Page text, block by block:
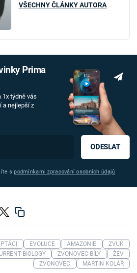
VŠECHNY ČLÁNKY AUTORA
Prima
týdně vás
a nejlepší z
ODESLAT
spodmínkami zpracování osobních údajů
PTÁCI EVOLUCE AMAZONIE
ZVUK
BIOLOGY ZVONOVEC BÍLÝ
ŽEV
ZVONOVEC
MARTIN KOLÁŘ